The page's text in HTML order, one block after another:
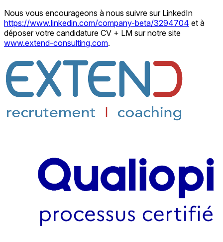
Nous vous encourageons à nous suivre sur LinkedIn
https://www.linkedin.com/company-beta/3294704 et à
déposer votre candidature CV + LM sur notre site
www.extend-consulting.com.